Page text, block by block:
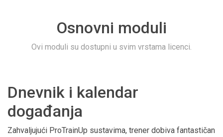
Osnovni moduli
Ovi moduli su dostupni u svim vrstama licenci.
Dnevnik i kalendar
događanja
Zahvaljujući ProTrainUp sustavima, trener dobiva fantastičan